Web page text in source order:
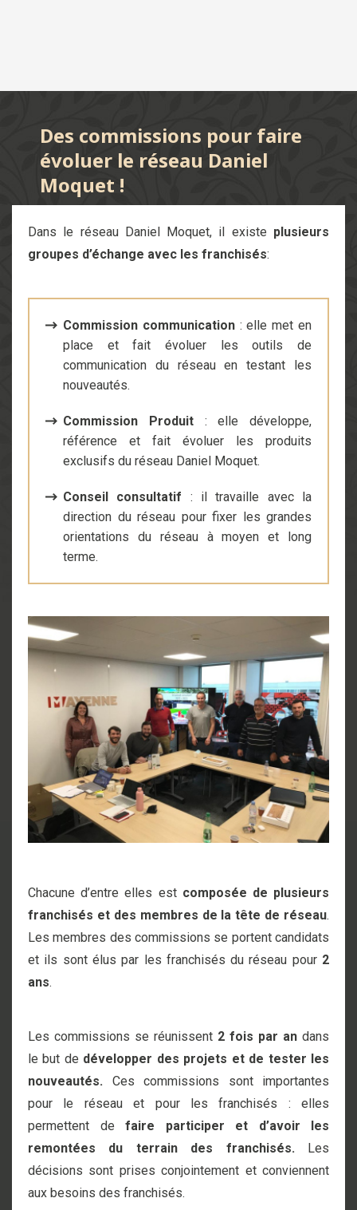
Des commissions pour faire
évoluer le réseau Daniel
Moquet !
Dans le réseau Daniel Moquet, il existe plusieurs
groupes d’échange avec les franchisés:
Commission communication: elle met en
place et fait évoluer les outils de
communication du réseau en testant les
nouveautés.
Commission Produit: elle développe,
référence et fait évoluer les produits
exclusifs du réseau Daniel Moquet.
Conseil consultatif : il travaille avec la
direction du réseau pour fixer les grandes
orientations du réseau à moyen et long
terme.
Chacune d’entre elles est composée de plusieurs
franchisés et des membres de la tête de réseau.
Les membres des commissions se portent candidats
et ils sont élus par les franchisés du réseau pour 2
ans.
Les commissions se réunissent 2 fois par an dans
le but de développer des projets et de tester les
nouveautés. Ces commissions sont importantes
pour le réseau et pour les franchisés : elles
permettent de faire participer et d’avoir les
remontées du terrain des franchisés. Les
décisions sont prises conjointement et conviennent
aux besoins des franchisés.